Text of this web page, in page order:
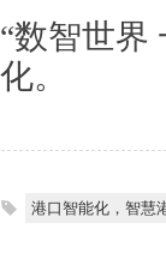
“数智世界
化。
港口智能化，智慧